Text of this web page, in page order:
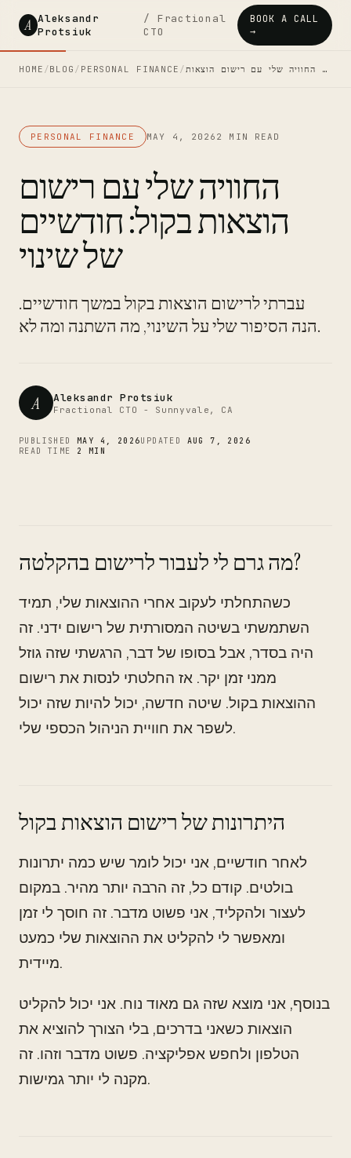
A Aleksandr
Protsiuk
/ Fractional
CTO
BOOK A CALL
→
HOME /BLOG / PERSONAL FINANCE / החוויה שלי עם רישום הוצאות …
PERSONAL FINANCE MAY 4, 2026 2 MIN READ
החוויה שלי עם רישום
הוצאות בקול: חודשיים
של שינוי
עברתי לרישום הוצאות בקול במשך חודשיים.
הנה הסיפור שלי על השינוי, מה השתנה ומה לא.
A Aleksandr Protsiuk
Fractional CTO - Sunnyvale, CA
PUBLISHED MAY 4, 2026UPDATED AUG 7, 2026
READ TIME 2 MIN
מה גרם לי לעבור לרישום בהקלטה?
כשהתחלתי לעקוב אחרי ההוצאות שלי, תמיד
השתמשתי בשיטה המסורתית של רישום ידני. זה
היה בסדר, אבל בסופו של דבר, הרגשתי שזה גוזל
ממני זמן יקר. אז החלטתי לנסות את רישום
ההוצאות בקול. שיטה חדשה, יכול להיות שזה יכול
לשפר את חוויית הניהול הכספי שלי.
היתרונות של רישום הוצאות בקול
לאחר חודשיים, אני יכול לומר שיש כמה יתרונות
בולטים. קודם כל, זה הרבה יותר מהיר. במקום
לעצור ולהקליד, אני פשוט מדבר. זה חוסך לי זמן
ומאפשר לי להקליט את ההוצאות שלי כמעט
מיידית.
בנוסף, אני מוצא שזה גם מאוד נוח. אני יכול להקליט
הוצאות כשאני בדרכים, בלי הצורך להוציא את
הטלפון ולחפש אפליקציה. פשוט מדבר וזהו. זה
מקנה לי יותר גמישות.